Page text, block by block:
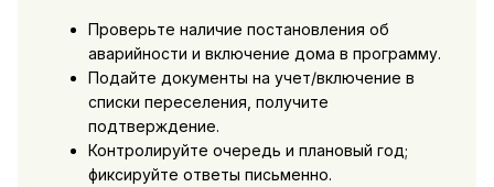
Проверьте наличие постановления об
аварийности и включение дома в программу.
Подайте документы на учет/включение в
списки переселения, получите
подтверждение.
Контролируйте очередь и плановый год;
фиксируйте ответы письменно.